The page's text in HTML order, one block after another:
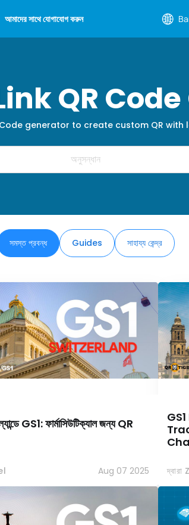
আমাদের সাথে যোগাযোগ করুন
QR
Code generator to create custom QR with
সমস্ত প্রবন্ধ Guides সাহায্য কেন্দ্র
GS1: ফার্মাসিউটিক্যাল জন্য QR
Aug 07 2025 দ্বারা